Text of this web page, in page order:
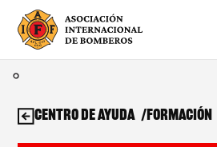
Saltar
contenido
Centro de ayuda Formación